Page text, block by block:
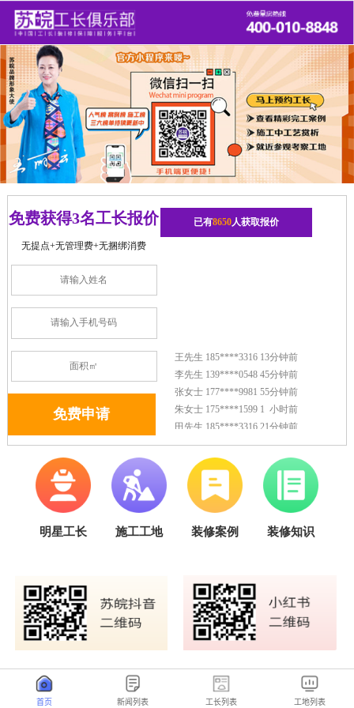
首页 新闻列表 工长列表 工地列表